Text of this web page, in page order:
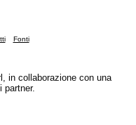
Fonti
in collaborazione con una
partner.